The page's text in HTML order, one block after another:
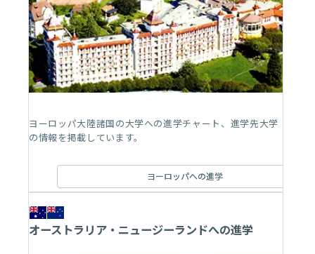
ヨーロッパ大陸諸国の大学への進学チャート、進学先大学
の情報を掲載しています。
ヨーロッパへの進学
オーストラリア・ニュージーランドへの進学